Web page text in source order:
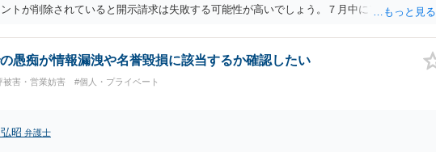
トが削除されていると開示請求は失敗する可能性が高いでしょう。７月中にアカウントが
護士費用を負担させることは可能でしょうか？ →訴訟外の交渉で相手方が認めれば負担さ
るでしょう。訴訟で判決となった場合は、実際の弁護士費用が認められる場合と認められ
愚痴が情報漏洩や名誉毀損に該当するか確認したい
被害・営業妨害 #個人・プライベート
昭 弁護士